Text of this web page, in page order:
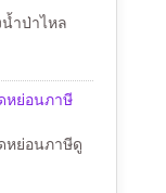
ำป่าไหล
หย่อนภาษี
หย่อนภาษีดู